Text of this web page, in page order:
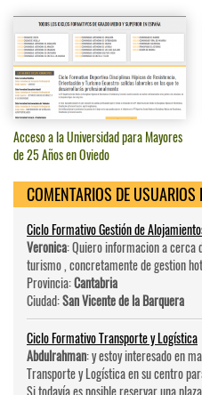
Acceso a la Universidad para Mayores
de 25 Años en Oviedo
COMENTARIOS DE USUARIOS
Ciclo Formativo Gestión de
Veronica: Quiero informacion a cerca
turismo , concretamente de gestion
Provincia:Cantabria
Ciudad:San Vicente de la Barquera
Ciclo Formativo Transporte y Logística
Abdulrahman: y estoy interesado en
Transporte y Logística en su centro